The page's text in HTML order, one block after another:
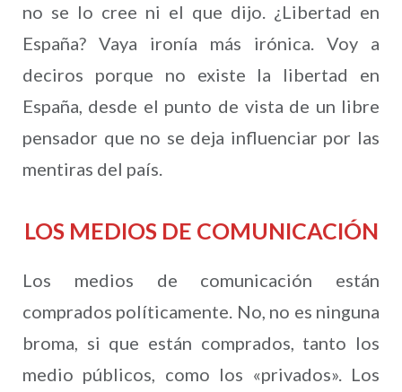
no se lo cree ni el que dijo. ¿Libertad en
España? Vaya ironía más irónica. Voy a
deciros porque no existe la libertad en
España, desde el punto de vista de un libre
pensador que no se deja influenciar por las
mentiras del país.
LOS MEDIOS DE COMUNICACIÓN
Los medios de comunicación están
comprados políticamente. No, no es ninguna
broma, si que están comprados, tanto los
medio públicos, como los «privados». Los